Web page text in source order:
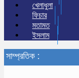
খেলাধুলা
ফিচার
মতামত
ইসলাম
সাম্প্রতিক :